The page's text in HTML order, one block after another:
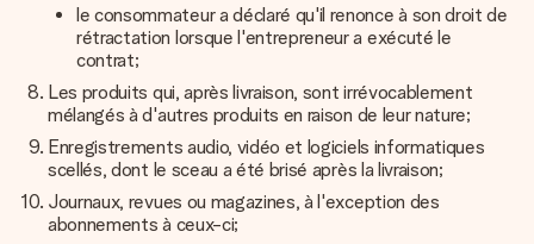
le consommateur a déclaré qu'il renonce à son droit de
rétractation lorsque l'entrepreneur a exécuté le
contrat;
Les produits qui, après livraison, sont irrévocablement
mélangés à d'autres produits en raison de leur nature;
Enregistrements audio, vidéo et logiciels informatiques
scellés, dont le sceau a été brisé après la livraison;
Journaux, revues ou magazines, à l'exception des
abonnements à ceux-ci;